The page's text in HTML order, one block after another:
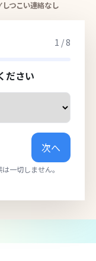
しつこい連絡なし
1 /8
ださい
次へ
一切しません。